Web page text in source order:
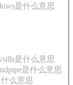
是什么意思
是什么意思
是什么意思
么意思